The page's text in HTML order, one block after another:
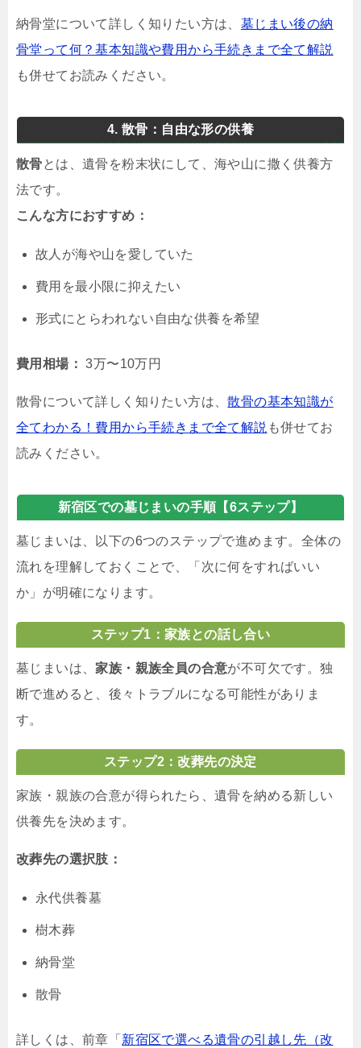
納骨堂について詳しく知りたい方は、 墓じまい後の納
骨堂って何？基本知識や費用から手続きまで全て解説
も併せてお読みください。
4. 散骨：自由な形の供養
散骨とは、遺骨を粉末状にして、海や山に撒く供養方
法です。
こんな方におすすめ：
故人が海や山を愛していた
費用を最小限に抑えたい
形式にとらわれない自由な供養を希望
費用相場： 3万〜10万円
散骨について詳しく知りたい方は、散骨の基本知識が
全てわかる！費用から手続きまで全て解説 も併せてお
読みください。
新宿区での墓じまいの手順【6ステップ】
墓じまいは、以下の6つのステップで進めます。全体の
流れを理解しておくことで、「次に何をすればいい
か」が明確になります。
ステップ1：家族との話し合い
墓じまいは、 家族・親族全員の合意が不可欠です。独
断で進めると、後々トラブルになる可能性がありま
す。
ステップ2：改葬先の決定
家族・親族の合意が得られたら、遺骨を納める新しい
供養先を決めます。
改葬先の選択肢：
永代供養墓
樹木葬
納骨堂
散骨
詳しくは、前章「 新宿区で選べる遺骨の引越し先（改